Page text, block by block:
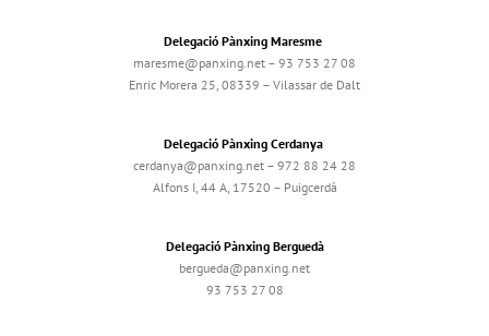
Delegació Pànxing Maresme
maresme@panxing.net – 93 753 27 08
Enric Morera 25, 08339 – Vilassar de Dalt
Delegació Pànxing Cerdanya
cerdanya@panxing.net – 972 88 24 28
Alfons I, 44 A, 17520 – Puigcerdà
Delegació Pànxing Berguedà
bergueda@panxing.net
93 753 27 08